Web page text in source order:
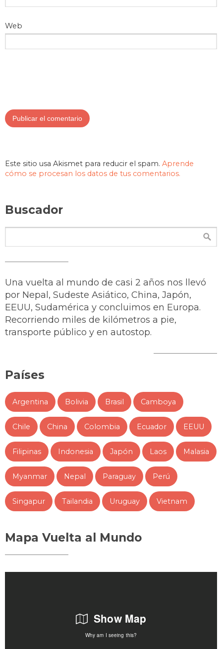
Web
Este sitio usa Akismet para reducir el spam. Aprende
cómo se procesan los datos de tus comentarios.
Buscador
Una vuelta al mundo de casi 2 años nos llevó
por Nepal, Sudeste Asiático, China, Japón,
EEUU, Sudamérica y concluimos en Europa.
Recorriendo miles de kilómetros a pie,
transporte público y en autostop.
Países
Argentina Bolivia Brasil Camboya
Chile China Colombia Ecuador EEUU
Filipinas Indonesia Japón Laos Malasia
Myanmar Nepal Paraguay Perú
Singapur Tailandia Uruguay Vietnam
Mapa Vuelta al Mundo